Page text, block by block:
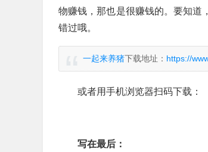
物赚钱，那也是很赚钱的。要知道
错过哦。
一起来养猪下载地址： https://
或者用手机浏览器扫码下载：
写在最后：